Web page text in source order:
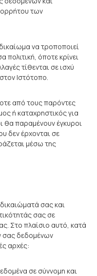
των
να τροποποιεί
όποτε κρίνει
τίθενται σε ισχύ
Ιστότοπο.
από τους παρόντες
ή καταχρηστικός για
θα παραμένουν έγκυροι
δεν έρχονται σε
μέσω της
σας και
σας σε
Στο πλαίσιο αυτό, κατά
σας δεδομένων
αρχές:
σε σύννομη και